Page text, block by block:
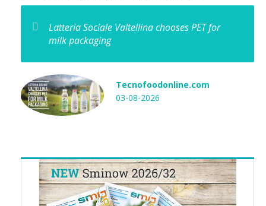
Latteria Sociale Valtellina chooses PET for
milk packaging
Tecnofoodonline.com
03-08-2026